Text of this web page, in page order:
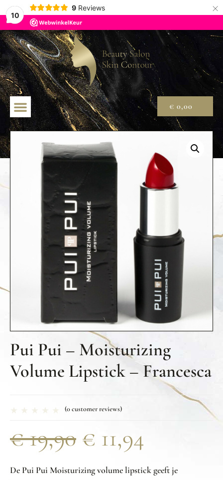
10
9 Reviews ×
€ 0,00
Pui Pui – Moisturizing
Volume Lipstick – Francesca
(0customer reviews)
€19,90 € 11,94
De Pui Pui Moisturizing volume lipstick geeft je